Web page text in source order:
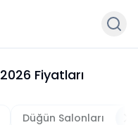
2026 Fiyatları
Düğün Salonları